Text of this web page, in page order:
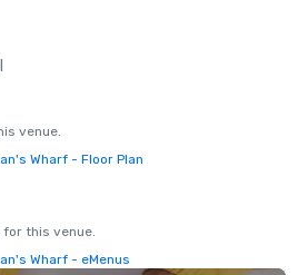
venue.
Wharf - Floor Plan
this venue.
Wharf - eMenus